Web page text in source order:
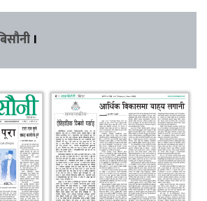
।